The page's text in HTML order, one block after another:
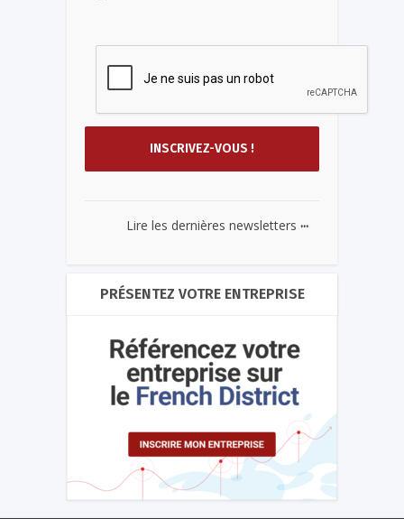
Lire les dernières newsletters ...
PRÉSENTEZ VOTRE ENTREPRISE